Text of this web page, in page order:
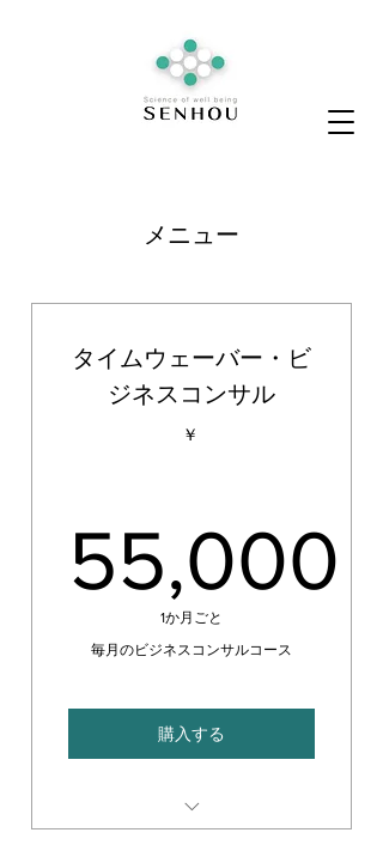
メニュー
タイムウェーバー・ビ
ジネスコンサル
￥
55,000
1か月ごと
毎月のビジネスコンサルコース
購入する